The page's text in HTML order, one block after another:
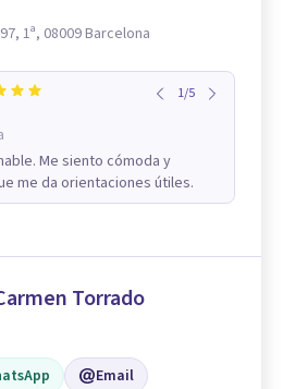
1ª, 08009 Barcelona
1/5
Me siento cómoda y
me da orientaciones útiles.
Torrado
Email